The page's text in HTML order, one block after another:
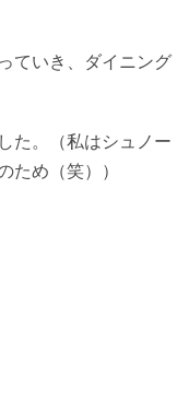
ていき、ダイニング
た。（私はシュノー
ため（笑））